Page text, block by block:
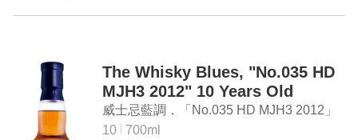
The Whisky Blues, "No.035 HD
MJH3 2012" 10 Years Old
Jamaican Rum
威士忌藍調．「No.035 HD MJH3 2012」
10年牙買加蘭姆酒
10
700ml